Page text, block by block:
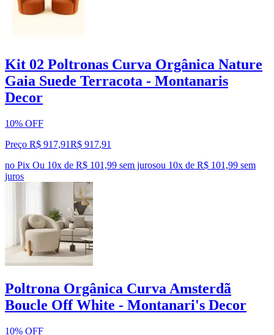
Kit 02 Poltronas Curva Orgânica Nature
Gaia Suede Terracota - Montanaris
Decor
10% OFF
Preço R$ 917,91R$ 917,91
no Pix Ou 10x de R$ 101,99 sem jurosou 10x de R$ 101,99 sem
juros
Poltrona Orgânica Curva Amsterdã
Boucle Off White - Montanari's Decor
10% OFF